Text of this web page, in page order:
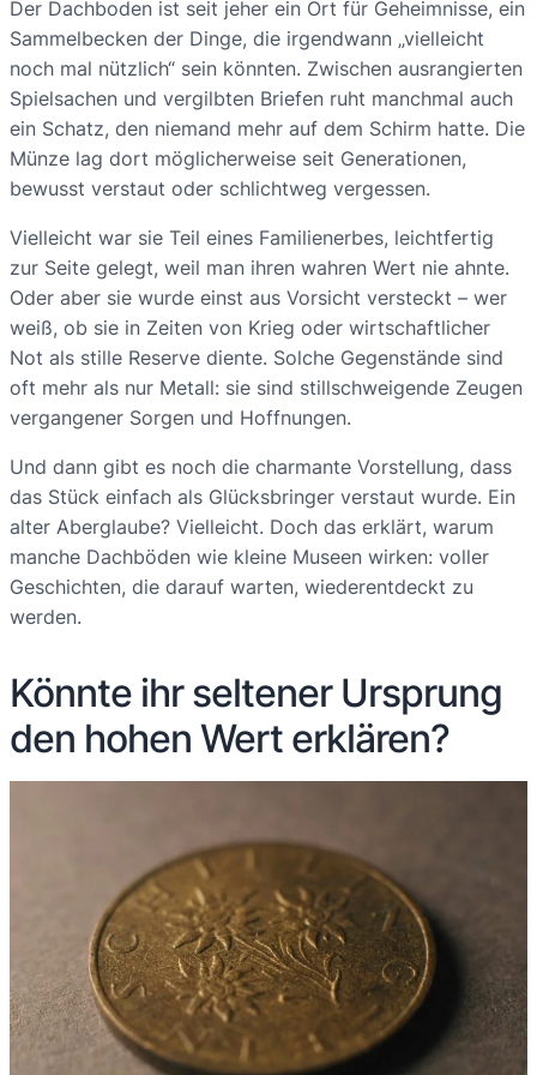
Der Dachboden ist seit jeher ein Ort für Geheimnisse, ein
Sammelbecken der Dinge, die irgendwann „vielleicht
noch mal nützlich“ sein könnten. Zwischen ausrangierten
Spielsachen und vergilbten Briefen ruht manchmal auch
ein Schatz, den niemand mehr auf dem Schirm hatte. Die
Münze lag dort möglicherweise seit Generationen,
bewusst verstaut oder schlichtweg vergessen.
Vielleicht war sie Teil eines Familienerbes, leichtfertig
zur Seite gelegt, weil man ihren wahren Wert nie ahnte.
Oder aber sie wurde einst aus Vorsicht versteckt – wer
weiß, ob sie in Zeiten von Krieg oder wirtschaftlicher
Not als stille Reserve diente. Solche Gegenstände sind
oft mehr als nur Metall: sie sind stillschweigende Zeugen
vergangener Sorgen und Hoffnungen.
Und dann gibt es noch die charmante Vorstellung, dass
das Stück einfach als Glücksbringer verstaut wurde. Ein
alter Aberglaube? Vielleicht. Doch das erklärt, warum
manche Dachböden wie kleine Museen wirken: voller
Geschichten, die darauf warten, wiederentdeckt zu
werden.
Könnte ihr seltener Ursprung
den hohen Wert erklären?